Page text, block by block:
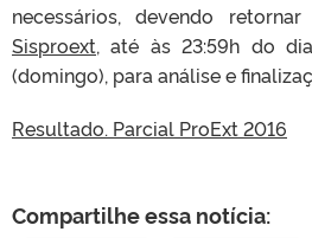
necessários, devendo
Sisproext, até às 23:59h do
(domingo), para análise e
Resultado. Parcial ProExt 2016
Compartilhe essa notícia: